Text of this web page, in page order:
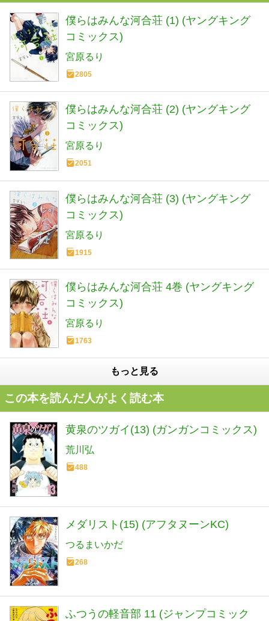
僕らはみんな河合荘 (1) (ヤングキング
コミックス)
宮原るり
2805
僕らはみんな河合荘 (2) (ヤングキング
コミックス)
宮原るり
2051
僕らはみんな河合荘 (3) (ヤングキング
コミックス)
宮原るり
1915
僕らはみんな河合荘 4巻 (ヤングキング
コミックス)
宮原るり
1763
もっと見る
この本を読んだ人がよく読む本
黄泉のツガイ(13) (ガンガンコミックス)
荒川弘
488
メダリスト(15) (アフタヌーンKC)
つるまいかだ
268
ふつうの軽音部 11 (ジャンプコミック